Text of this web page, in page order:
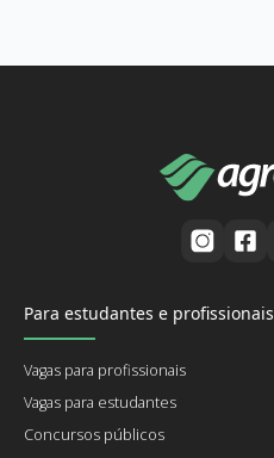
Para estudantes e profissionais
Vagas para profissionais
Vagas para estudantes
Concursos públicos